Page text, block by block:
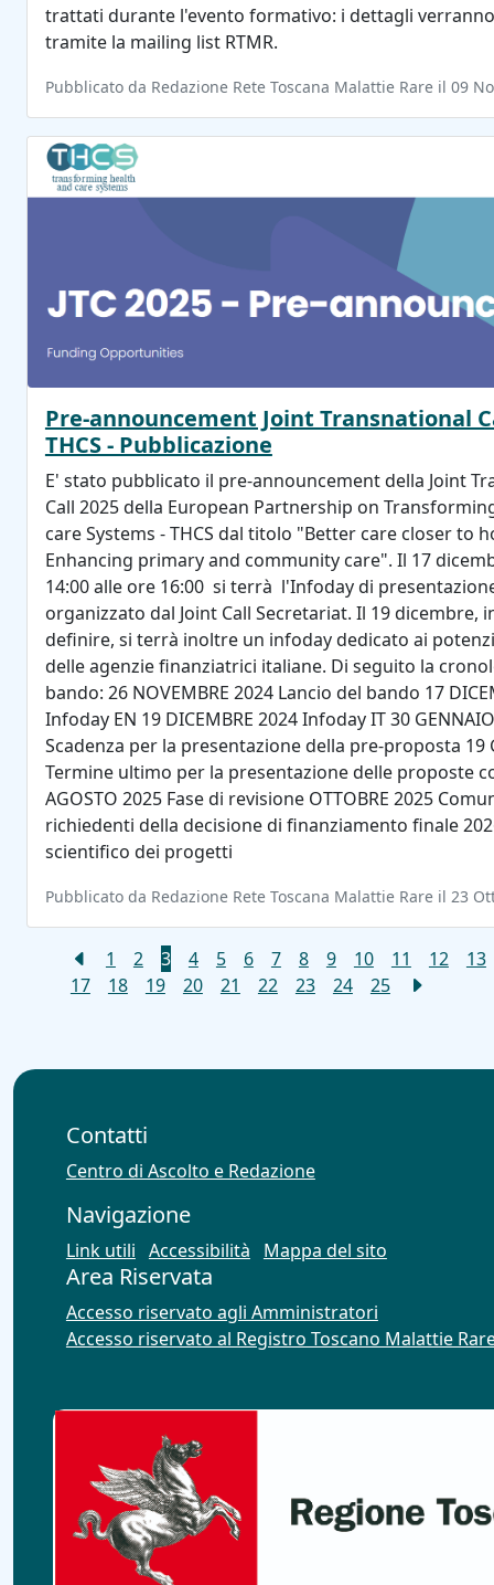
trattati durante l'evento formativo: i dettagli
tramite la mailing list RTMR.
Pubblicato da Redazione Rete Toscana Malattie Rare il 09
Pre-announcement Joint Transnational
THCS - Pubblicazione
E' stato pubblicato il pre-announcement della Joint
Call 2025 della European Partnership on
care Systems - THCS dal titolo "Better care closer to
Enhancing primary and community care". Il 17
14:00 alle ore 16:00 si terrà l'Infoday di
organizzato dal Joint Call Secretariat. Il 19 dicembre,
definire, si terrà inoltre un infoday dedicato ai
delle agenzie finanziatrici italiane. Di seguito la
bando: 26 NOVEMBRE 2024 Lancio del bando 17
Infoday EN 19 DICEMBRE 2024 Infoday IT 30
Scadenza per la presentazione della pre-proposta 19
Termine ultimo per la presentazione delle proposte
AGOSTO 2025 Fase di revisione OTTOBRE 2025
richiedenti della decisione di finanziamento finale
scientifico dei progetti
Pubblicato da Redazione Rete Toscana Malattie Rare il 23
1 2 3 4 5 6 7 8 9 10 11 12
13
17
18 19 20 21 22 23 24 25
Contatti
Centro di Ascolto e Redazione
Navigazione
Link utili Accessibilità Mappa del sito
Area Riservata
Accesso riservato agli Amministratori
Accesso riservato al Registro Toscano Malattie